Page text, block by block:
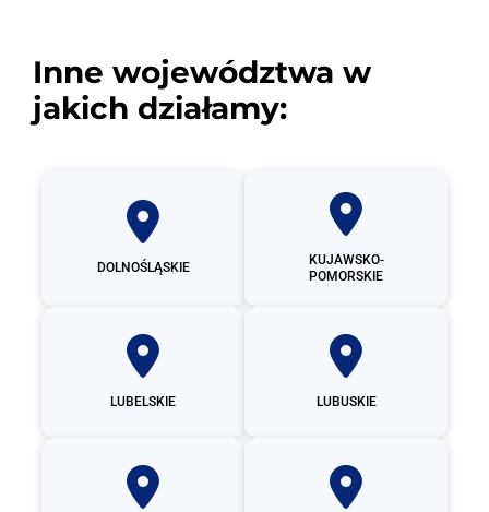
Inne województwa w
jakich działamy:
DOLNOŚLĄSKIE
KUJAWSKO-
POMORSKIE
LUBELSKIE LUBUSKIE